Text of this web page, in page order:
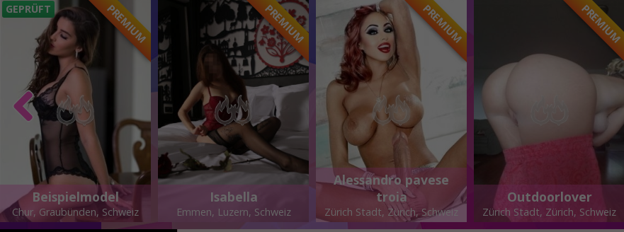
PREMIUM
GEPRÜFT
Beispielmodel
Chur, Graubünden, Schweiz
PREMIUM
Isabella
Emmen, Luzern, Schweiz
PREMIUM
Alessandro pavese
troia
Zürich Stadt, Zürich, Schweiz
PREMIUM
Outdoorlover
Zürich Stadt, Zürich, Schweiz